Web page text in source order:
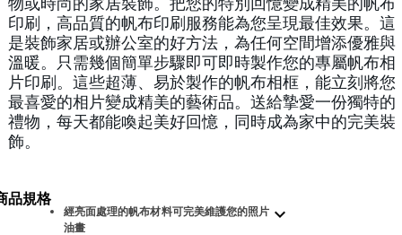
印刷，高品質的帆布印刷服務能為您呈現最佳效果。這
是裝飾家居或辦公室的好方法，為任何空間增添優雅與
溫暖。只需幾個簡單步驟即可即時製作您的專屬帆布相
片印刷。這些超薄、易於製作的帆布相框，能立刻將您
最喜愛的相片變成精美的藝術品。送給摯愛一份獨特的
禮物，每天都能喚起美好回憶，同時成為家中的完美裝
飾。
品規格
expand_more
經亮面處理的帆布材料可完美維護您的照片
油畫